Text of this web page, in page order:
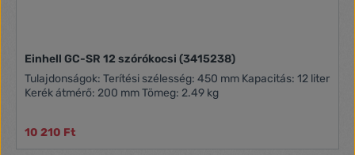
Einhell GC-SR 12 szórókocsi (3415238)
Tulajdonságok: Terítési szélesség: 450 mm Kapacitás: 12 liter
Kerék átmérő: 200 mm Tömeg: 2.49 kg
10 210 Ft